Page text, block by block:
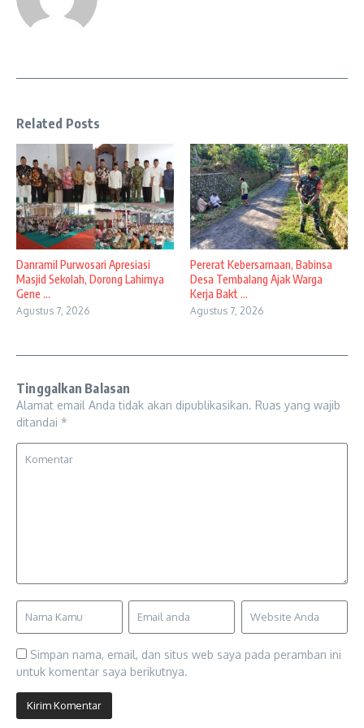
Related Posts
Danramil Purwosari Apresiasi
Masjid Sekolah, Dorong Lahirnya
Gene ...
Agustus 7, 2026
Pererat Kebersamaan, Babinsa
Desa Tembalang Ajak Warga
Kerja Bakt ...
Agustus 7, 2026
Tinggalkan Balasan
Alamat email Anda tidak akan dipublikasikan. Ruas yang wajib
ditandai *
Simpan nama, email, dan situs web saya pada peramban ini
untuk komentar saya berikutnya.